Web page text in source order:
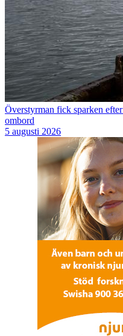
Överstyrman fick sparken
ombord
5 augusti 2026